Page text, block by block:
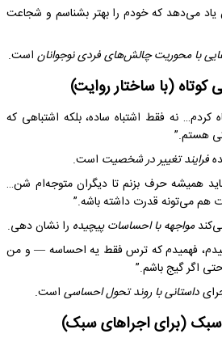
یاد می‌دهد که خودم را بهتر بشناسم و شجاعت
با محوریت چالش‌های فردی نوجوانان است.
کردم… نه فقط اشتباه ساده، بلکه اشتباهی که
هستم.”
فرایند تغییر در شخصیت است.
همیشه حرف بزنم تا دیگران متوجه‌ام شن…
هم می‌تونه قدرت داشته باشه.”
مواجهه با احساسات پیچیده را نشان دهی.
فهمیدم که ترس فقط یه احساسه — و من
اگر گیج باشم.”
داستانی با روند تحول احساسی است.